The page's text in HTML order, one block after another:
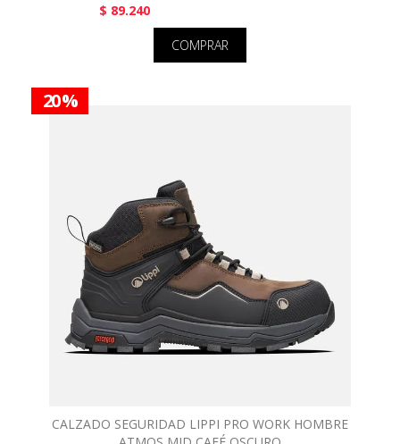
$ 89.240
COMPRAR
20 %
CALZADO SEGURIDAD LIPPI PRO WORK HOMBRE